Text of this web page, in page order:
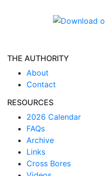
THE AUTHORITY
About
Contact
RESOURCES
2026 Calendar
FAQs
Archive
Links
Cross Bores